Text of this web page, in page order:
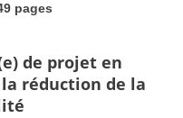
pages
de projet en
réduction de la